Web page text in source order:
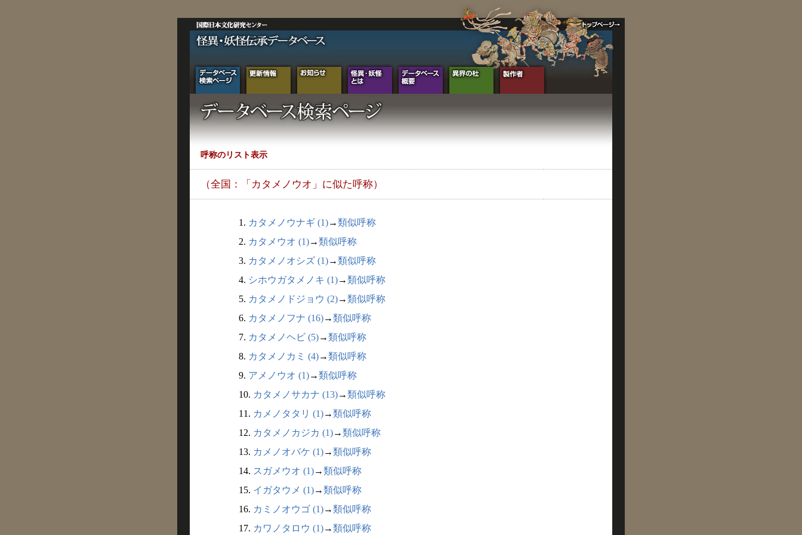
呼称のリスト表示
（全国：「カタメノウオ」に似た呼称）
1. カタメノウナギ (1)→類似呼称
2. カタメウオ (1)→類似呼称
3. カタメノオシズ (1)→類似呼称
4. シホウガタメノキ (1)→類似呼称
5. カタメノドジョウ (2)→類似呼称
6. カタメノフナ (16)→類似呼称
7. カタメノヘビ (5)→類似呼称
8. カタメノカミ (4)→類似呼称
9. アメノウオ (1)→類似呼称
10. カタメノサカナ (13)→類似呼称
11. カメノタタリ (1)→類似呼称
12. カタメノカジカ (1)→類似呼称
13. カメノオバケ (1)→類似呼称
14. スガメウオ (1)→類似呼称
15. イガタウメ (1)→類似呼称
16. カミノオウゴ (1)→類似呼称
17. カワノタロウ (1)→類似呼称